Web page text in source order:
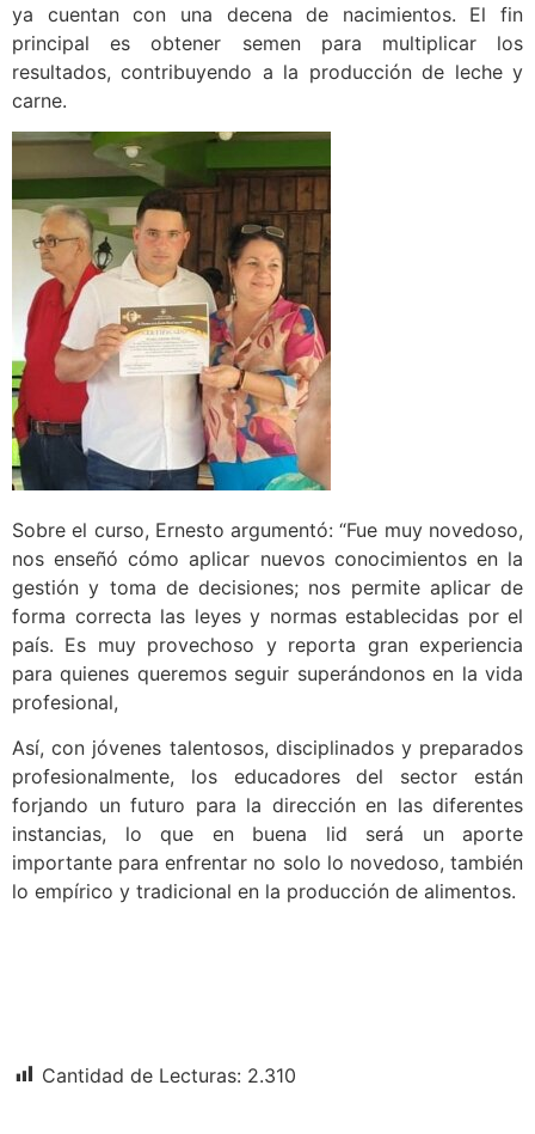
ya cuentan con una decena de nacimientos. El fin
principal es obtener semen para multiplicar los
resultados, contribuyendo a la producción de leche y
carne.
Sobre el curso, Ernesto argumentó: “Fue muy novedoso,
nos enseñó cómo aplicar nuevos conocimientos en la
gestión y toma de decisiones; nos permite aplicar de
forma correcta las leyes y normas establecidas por el
país. Es muy provechoso y reporta gran experiencia
para quienes queremos seguir superándonos en la vida
profesional,
Así, con jóvenes talentosos, disciplinados y preparados
profesionalmente, los educadores del sector están
forjando un futuro para la dirección en las diferentes
instancias, lo que en buena lid será un aporte
importante para enfrentar no solo lo novedoso, también
lo empírico y tradicional en la producción de alimentos.
Cantidad de Lecturas: 2.310